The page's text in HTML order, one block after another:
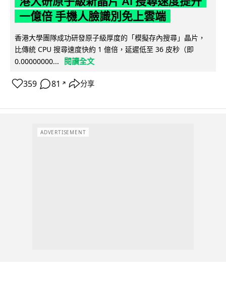
一億倍 手機人臉識別免上雲端
香港大學團隊成功研發原子級厚度的「模擬存內搜尋」晶片，
比傳統 CPU 搜尋速度快約 1 億倍，延遲低至 36 皮秒（即
0.00000000...
閱讀全文
359 81 ↗ 分享
ADVERTISEMENT